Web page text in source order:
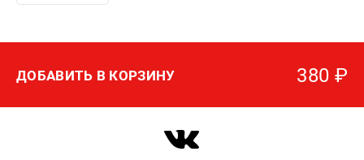
ДОБАВИТЬ В КОРЗИНУ 380 ₽